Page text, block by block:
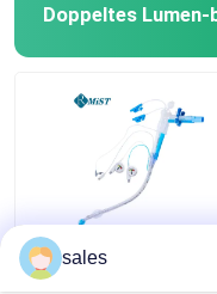
Doppeltes
ICU-Doppeltes Lumen
geohrfeigter
sales